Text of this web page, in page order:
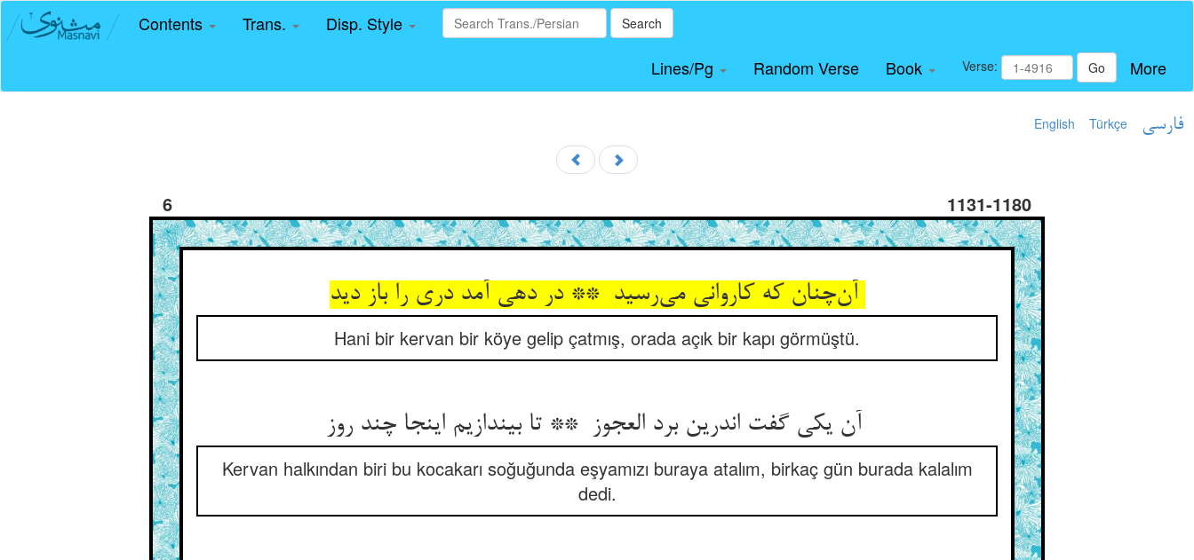
Contents Trans. Disp. Style Search
Lines/Pg Random Verse Book Verse: Go More
English Türkçe فارسی
6 1131-1180
Hani bir kervan bir köye gelip çatmış, orada açık bir kapı görmüştü.
Kervan halkından biri bu kocakarı soğuğunda eşyamızı buraya atalım, birkaç gün burada kalalım
dedi.